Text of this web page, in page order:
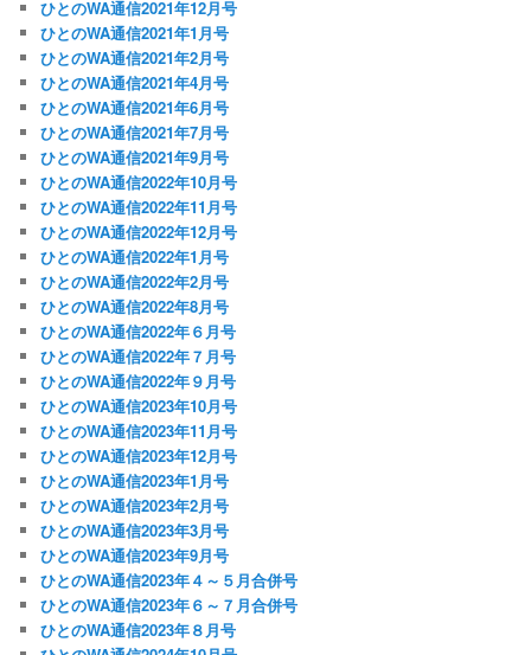
ひとのWA通信2021年12月号
ひとのWA通信2021年1月号
ひとのWA通信2021年2月号
ひとのWA通信2021年4月号
ひとのWA通信2021年6月号
ひとのWA通信2021年7月号
ひとのWA通信2021年9月号
ひとのWA通信2022年10月号
ひとのWA通信2022年11月号
ひとのWA通信2022年12月号
ひとのWA通信2022年1月号
ひとのWA通信2022年2月号
ひとのWA通信2022年8月号
ひとのWA通信2022年６月号
ひとのWA通信2022年７月号
ひとのWA通信2022年９月号
ひとのWA通信2023年10月号
ひとのWA通信2023年11月号
ひとのWA通信2023年12月号
ひとのWA通信2023年1月号
ひとのWA通信2023年2月号
ひとのWA通信2023年3月号
ひとのWA通信2023年9月号
ひとのWA通信2023年４～５月合併号
ひとのWA通信2023年６～７月合併号
ひとのWA通信2023年８月号